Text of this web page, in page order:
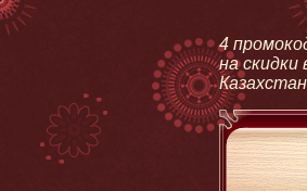
4
на скидки